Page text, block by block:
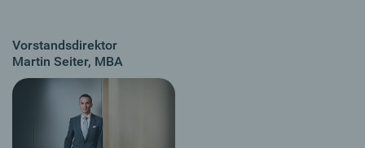
Vorstandsdirektor
Martin Seiter, MBA